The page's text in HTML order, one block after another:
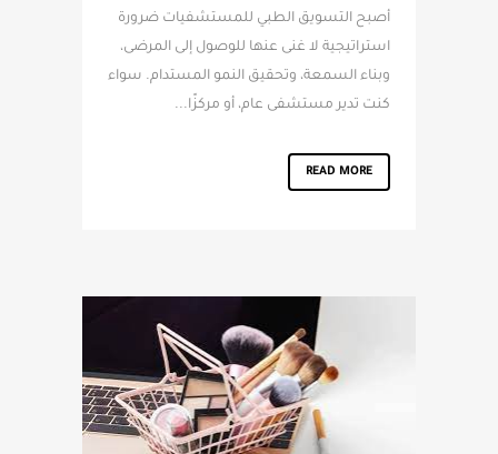
أصبح التسويق الطبي للمستشفيات ضرورة
استراتيجية لا غنى عنها للوصول إلى المرضى،
وبناء السمعة، وتحقيق النمو المستدام. سواء
كنت تدير مستشفى عام، أو مركزًا...
READ MORE